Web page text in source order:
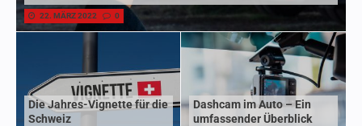
22. MÄRZ 2022 0
Die Jahres-Vignette für die
Schweiz
Dashcam im Auto – Ein
umfassender Überblick